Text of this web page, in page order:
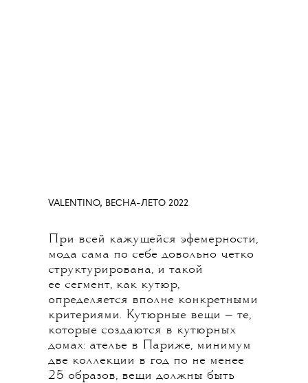
VALENTINO, ВЕСНА-ЛЕТО 2022
При всей кажущейся эфемерности,
мода сама по себе довольно четко
структурирована, и такой
ее сегмент, как кутюр,
определяется вполне конкретными
критериями. Кутюрные вещи — те,
которые создаются в кутюрных
домах: ателье в Париже, минимум
две коллекции в год по не менее
25 образов, вещи должны быть